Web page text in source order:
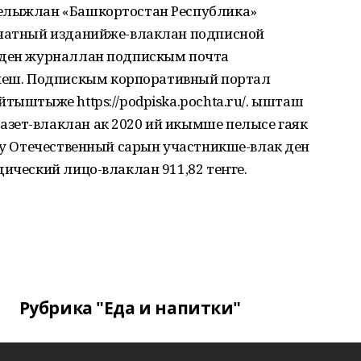
«Башкортостан Республика»
изданийже-влаклан подписной
журналлан подпискым почта
Подпискым корпоративный портал
https://podpiska.pochta.ru/. ышташ
влаклан ак 2020 ий икымше пелысе гаяк
Отечественный сарын участникше-влак ден
лицо-влаклан 911,82 теҥге.
Рубрика "Еда и напитки"